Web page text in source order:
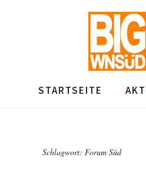
STARTSEITE
Schlagwort: Forum Süd